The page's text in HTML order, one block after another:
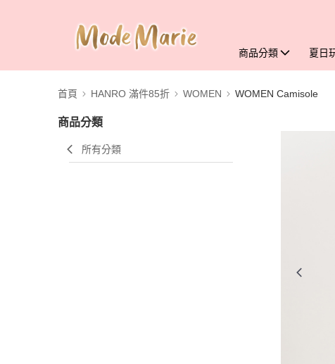
商品分類 夏日
首頁 HANRO 滿件85折 WOMEN WOMEN Camisole
商品分類
所有分類